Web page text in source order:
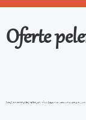
Oferte